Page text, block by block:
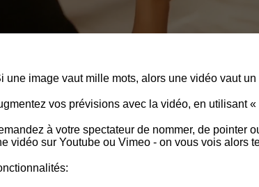
une image vaut mille mots, alors une vidéo vaut
vos prévisions avec la vidéo, en utilisant «
à votre spectateur de nommer, de pointer
vidéo sur Youtube ou Vimeo - on vous vois alors